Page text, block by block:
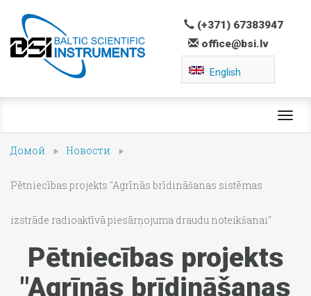
(+371) 67383947
office@bsi.lv
English
Домой Новости
Pētniecības projekts "Agrīnās brīdināšanas sistēmas
izstrāde radioaktīvā piesārņojuma draudu noteikšanai"
Pētniecības projekts
"Agrīnās brīdināšanas